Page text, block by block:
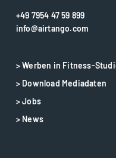
+49 7954 47 59 899
info@airtango.com
> Werben in Fitness-
> Download Mediadaten
> Jobs
> News